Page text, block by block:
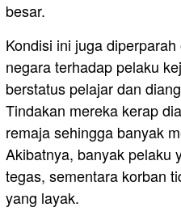
besar.
Kondisi ini juga
negara terhadap pelaku
berstatus pelajar dan
Tindakan mereka kerap
remaja sehingga banyak
Akibatnya, banyak pelaku
tegas, sementara korban
yang layak.